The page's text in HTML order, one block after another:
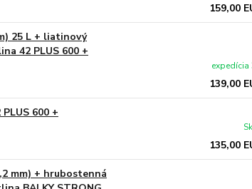
159,00
25 L + liatinový
42 PLUS 600 +
139,00
600 +
135,00
mm) + hrubostenná